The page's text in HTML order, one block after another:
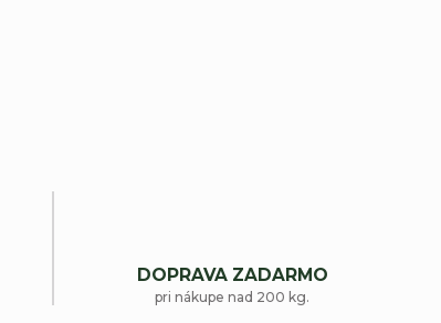
DOPRAVA ZADARMO
pri nákupe nad 200 kg.